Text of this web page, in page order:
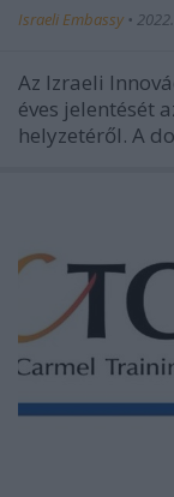
Israeli Embassy •
Az Izraeli
éves jelentését
helyzetéről. A